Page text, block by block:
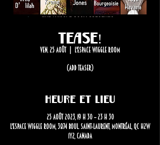
Tease!
ven. 25 août
  |
L'Espace Wiggle Room
(add teaser)
Heure et lieu
25 août 2023, 19 h 30 – 23 h 30
L'Espace Wiggle Room, 3874 Boul. Saint-Laurent, Montréal, QC H2W
1Y2, Canada